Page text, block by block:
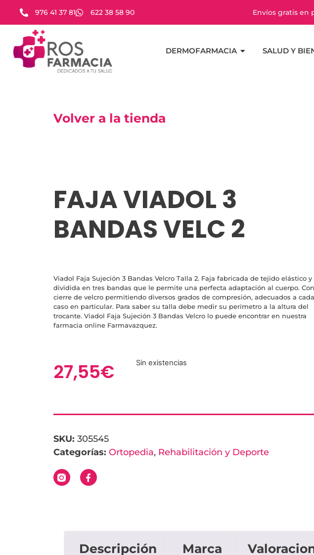
976 41 37 81 622 38 58 90 Envíos gratis en
DERMOFARMACIA SALUD Y
Volver a la tienda
FAJA VIADOL 3
BANDAS VELC 2
Viadol Faja Sujeción 3 Bandas Velcro Talla 2. Faja fabricada de tejido elástico y
dividida en tres bandas que le permite una perfecta adaptación al cuerpo. Con
cierre de velcro permitiendo diversos grados de compresión, adecuados a cada
caso en particular. Para saber su talla debe medir su perímetro a la altura del
trocante. Viadol Faja Sujeción 3 Bandas Velcro lo puede encontrar en nuestra
farmacia online Farmavazquez.
27,55€ Sin existencias
SKU: 305545
Categorías: Ortopedia, Rehabilitación y Deporte
Descripción Marca